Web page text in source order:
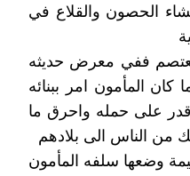
الحصون والقلاع في
ففي معرض حديثه
ما كان المأمون امر ببنائه
قدر على حمله واحرق ما
الناس الى بلادهم
وضعها سلفه المأمون